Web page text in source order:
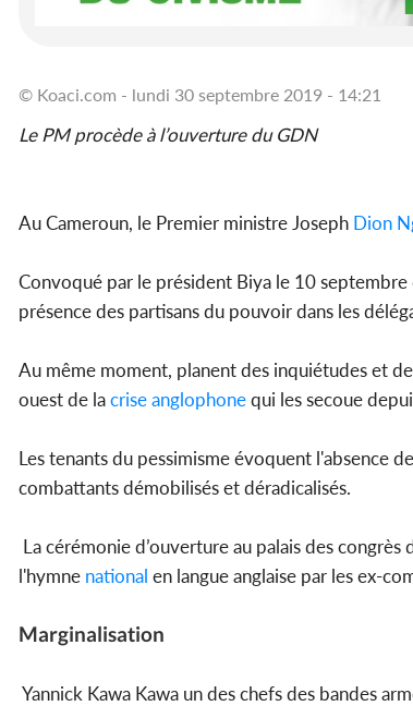
© Koaci.com - lundi 30 septembre 2019 - 14:21
Le PM procède à l’ouverture du GDN
Au Cameroun, le Premier ministre Joseph Dion
Convoqué par le président Biya le 10
présence des partisans du pouvoir dans les
Au même moment, planent des inquiétudes et
ouest de lacriseanglophonequi les secoue
Les tenants du pessimisme évoquent l'absence
combattants démobilisés et déradicalisés.
La cérémonie d’ouverture au palais des
l'hymne national en langue anglaise par les ex-
Marginalisation
Yannick Kawa Kawa un des chefs des bandes